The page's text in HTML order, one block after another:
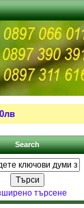
Search
търсене